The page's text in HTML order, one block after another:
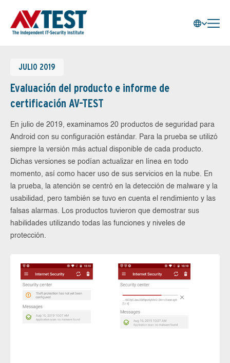
JULIO 2019
Evaluación del producto e informe de
certificación AV-TEST
En julio de 2019, examinamos 20 productos de seguridad para
Android con su configuración estándar. Para la prueba se utilizó
siempre la versión más actual disponible de cada producto.
Dichas versiones se podían actualizar en línea en todo
momento, así como hacer uso de sus servicios en la nube. En
la prueba, la atención se centró en la detección de malware y la
usabilidad, pero también se tuvo en cuenta el rendimiento y las
falsas alarmas. Los productos tuvieron que demostrar sus
habilidades utilizando todas las funciones y niveles de
protección.